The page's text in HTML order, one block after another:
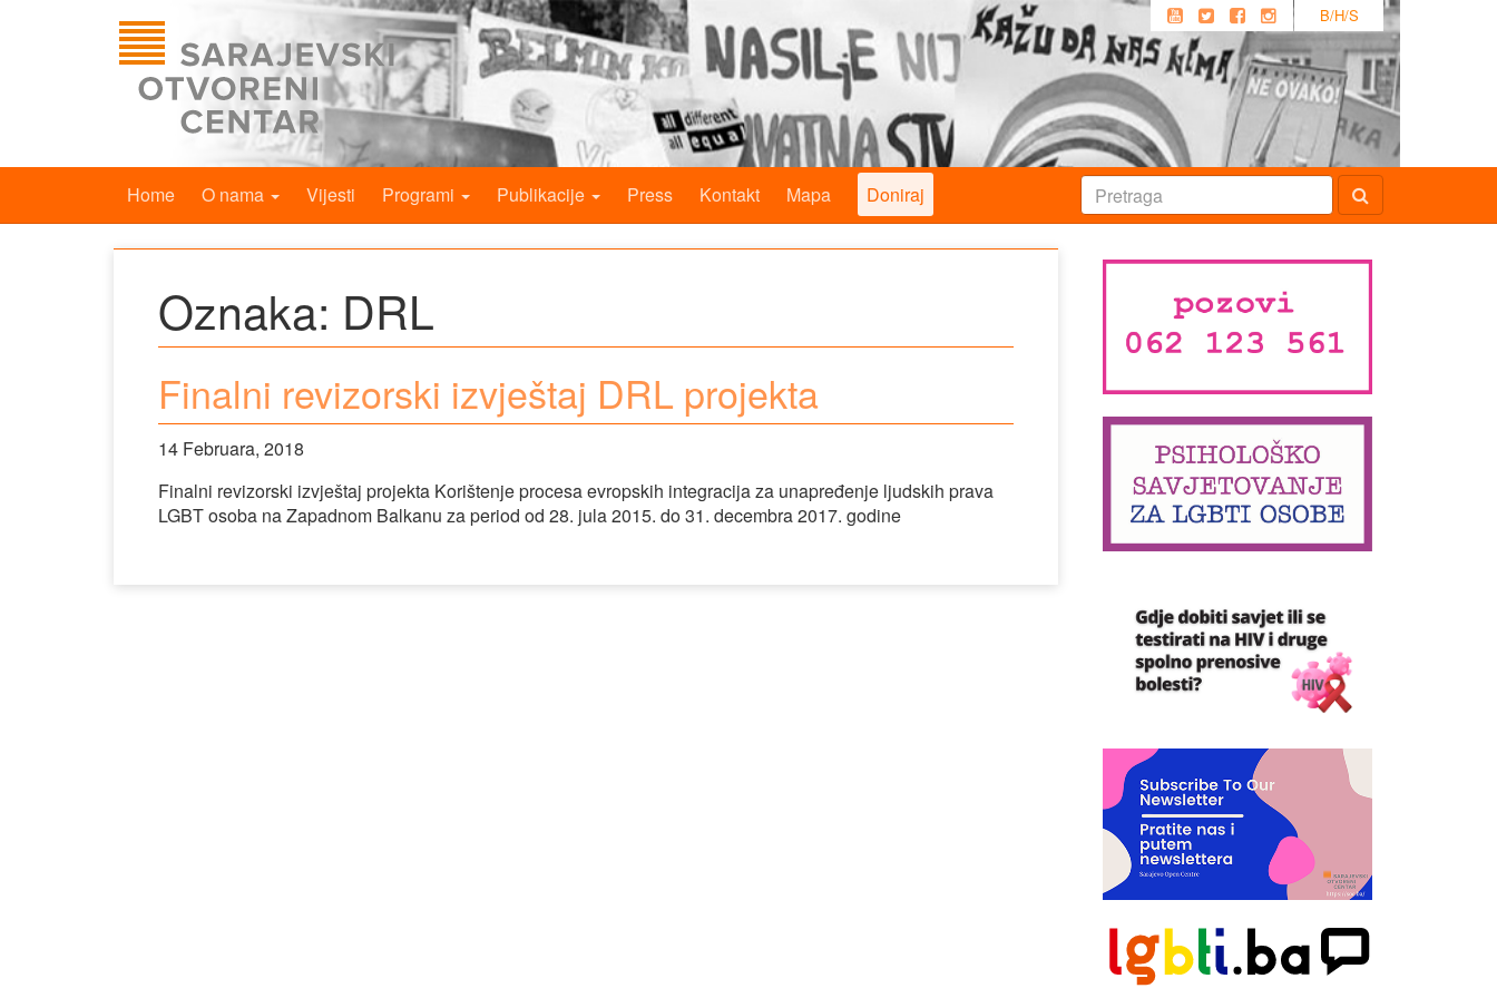
B/H/S
Home O nama Vijesti Programi Publikacije Press Kontakt Mapa Doniraj
Oznaka: DRL
Finalni revizorski izvještaj DRL projekta
14 Februara, 2018
Finalni revizorski izvještaj projekta Korištenje procesa evropskih integracija za unapređenje ljudskih prava
LGBT osoba na Zapadnom Balkanu za period od 28. jula 2015. do 31. decembra 2017. godine